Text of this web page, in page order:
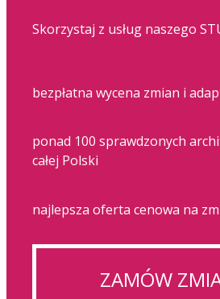
Skorzystaj z usług naszego
bezpłatna wycena zmian i
ponad 100 sprawdzonych
całej Polski
najlepsza oferta cenowa na
ZAMÓW